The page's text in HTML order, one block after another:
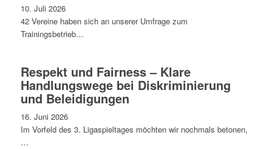
10. Juli 2026
42 Vereine haben sich an unserer Umfrage zum
Trainingsbetrieb…
Respekt und Fairness – Klare
Handlungswege bei Diskriminierung
und Beleidigungen
16. Juni 2026
Im Vorfeld des 3. Ligaspieltages möchten wir nochmals betonen,
…